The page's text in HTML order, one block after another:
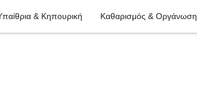
& Κηπουρική Καθαρισμός & Οργάνωση